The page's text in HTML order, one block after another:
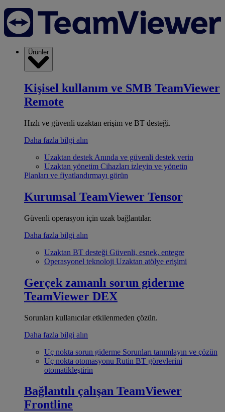
Ürünler
Kişisel kullanım ve SMB TeamViewer
Remote
Hızlı ve güvenli uzaktan erişim ve BT desteği.
Daha fazla bilgi alın
Uzaktan destek Anında ve güvenli destek verin
Uzaktan yönetim Cihazları izleyin ve yönetin
Planları ve fiyatlandırmayı görün
Kurumsal TeamViewer Tensor
Güvenli operasyon için uzak bağlantılar.
Daha fazla bilgi alın
Uzaktan BT desteği Güvenli, esnek, entegre
Operasyonel teknoloji Uzaktan atölye erişimi
Gerçek zamanlı sorun giderme
TeamViewer DEX
Sorunları kullanıcılar etkilenmeden çözün.
Daha fazla bilgi alın
Uç nokta sorun giderme Sorunları tanımlayın ve çözün
Uç nokta otomasyonu Rutin BT görevlerini
otomatikleştirin
Bağlantılı çalışan TeamViewer
Frontline